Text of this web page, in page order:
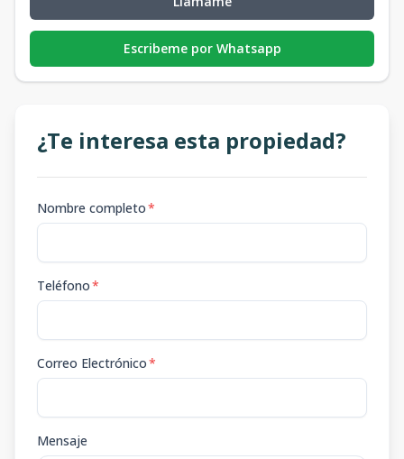
Escribeme por Whatsapp
¿Te interesa esta propiedad?
Nombre completo*
Teléfono*
Correo Electrónico*
Mensaje